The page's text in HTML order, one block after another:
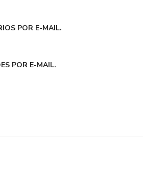
POR E-MAIL.
POR E-MAIL.